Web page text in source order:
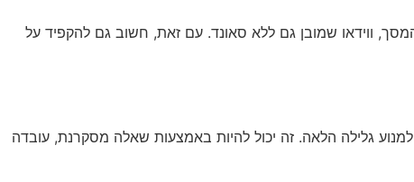
ווידאו שמובן גם ללא סאונד. עם זאת, חשוב גם להקפיד על
גלילה הלאה. זה יכול להיות באמצעות שאלה מסקרנת, עובדה